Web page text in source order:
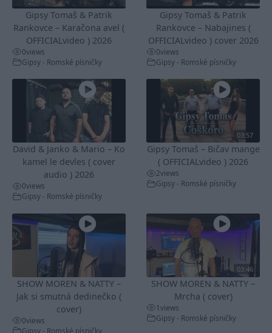
Gipsy Tomaš & Patrik
Rankovce – Karačona avel (
OFFICIALvideo ) 2026
0views
Gipsy - Romské písničky
Gipsy Tomaš & Patrik
Rankovce – Nabajines (
OFFICIALvideo ) cover 2026
0views
Gipsy - Romské písničky
David & Janko & Mario – Ko
kamel le devles ( cover
audio ) 2026
0views
Gipsy - Romské písničky
03:57
Gipsy Tomaš – Bičav mange
( OFFICIALvideo ) 2026
2views
Gipsy - Romské písničky
SHOW MOREN & NATTY –
Jak si smutná dedinečko (
cover)
0views
Gipsy - Romské písničky
03:46
SHOW MOREN & NATTY –
Mrcha ( cover)
1views
Gipsy - Romské písničky